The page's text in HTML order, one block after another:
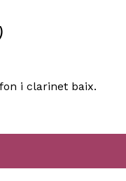
i clarinet baix.